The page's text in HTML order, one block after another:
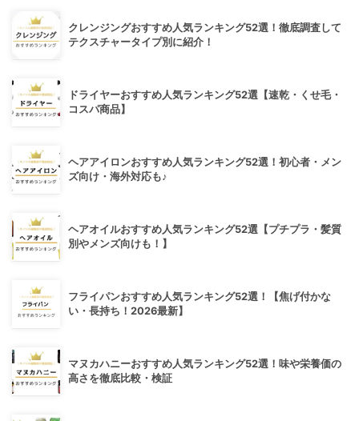
クレンジングおすすめ人気ランキング52選！徹底調査して
テクスチャータイプ別に紹介！
ドライヤーおすすめ人気ランキング52選【速乾・くせ毛・
コスパ商品】
ヘアアイロンおすすめ人気ランキング52選！初心者・メン
ズ向け・海外対応も♪
ヘアオイルおすすめ人気ランキング52選【プチプラ・髪質
別やメンズ向けも！】
フライパンおすすめ人気ランキング52選！【焦げ付かな
い・長持ち！2026最新】
マヌカハニーおすすめ人気ランキング52選！味や栄養価の
高さを徹底比較・検証